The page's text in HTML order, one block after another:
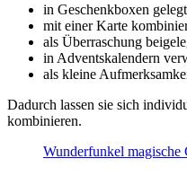
in Geschenkboxen
mit einer Karte
als Überraschung
in Adventskalendern
als kleine
Dadurch lassen sie sich
kombinieren.
Wunderfunkel magische